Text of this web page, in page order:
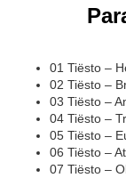
01 Tiësto –
02 Tiësto –
03 Tiësto –
04 Tiësto –
05 Tiësto –
06 Tiësto –
07 Tiësto –